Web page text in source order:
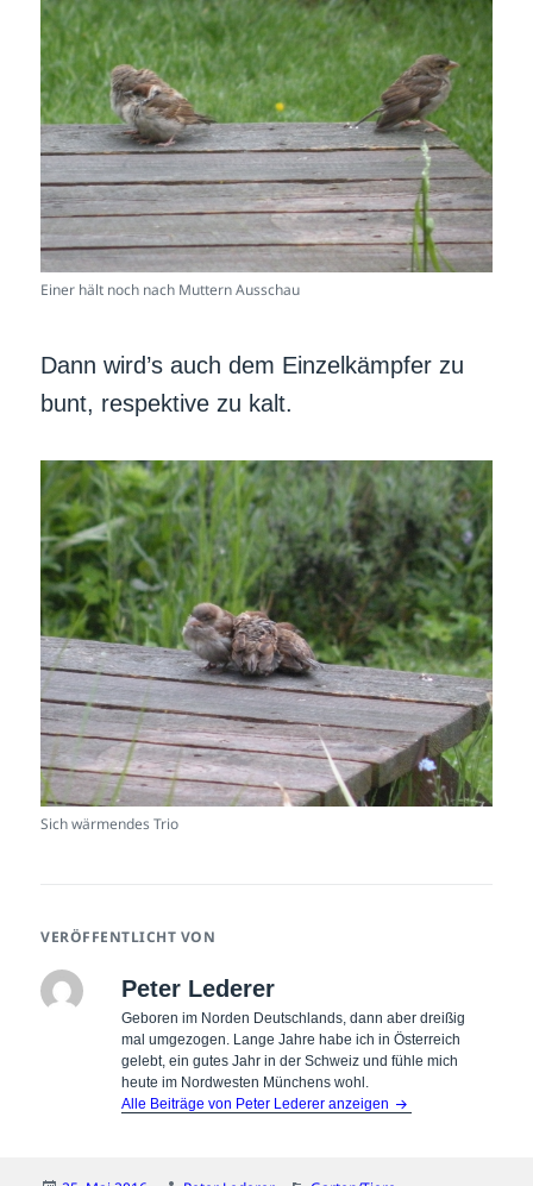
Einer hält noch nach Muttern Ausschau
Dann wird’s auch dem Einzelkämpfer zu
bunt, respektive zu kalt.
Sich wärmendes Trio
VERÖFFENTLICHT VON
Peter Lederer
Geboren im Norden Deutschlands, dann aber dreißig
mal umgezogen. Lange Jahre habe ich in Österreich
gelebt, ein gutes Jahr in der Schweiz und fühle mich
heute im Nordwesten Münchens wohl.
Alle Beiträge von Peter Lederer anzeigen